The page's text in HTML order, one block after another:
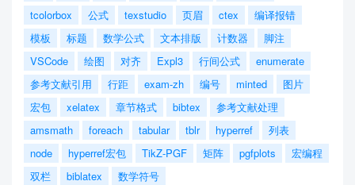
tcolorbox
公式 texstudio 页眉 ctex
编译报错
模板
标题 数学公式 文本排版 计数器
脚注
VSCode
绘图 对齐 Expl3 行间公式
enumerate
参考文献引用
行距 exam-zh 编号 minted
图片
宏包
xelatex 章节格式 bibtex
参考文献处理
amsmath
foreach tabular tblr hyperref
列表
node
hyperref宏包 TikZ-PGF 矩阵 pgfplots
宏编程
双栏
biblatex 数学符号